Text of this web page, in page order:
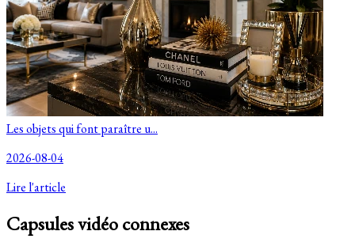
Les objets qui font paraître u...
2026-08-04
Lire l'article
Capsules vidéo connexes